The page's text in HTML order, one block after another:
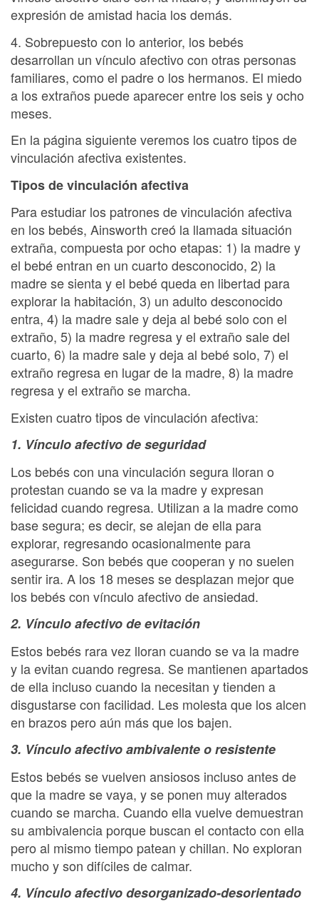
expresión de amistad hacia los demás.
4. Sobrepuesto con lo anterior, los bebés
desarrollan un vínculo afectivo con otras personas
familiares, como el padre o los hermanos. El miedo
a los extraños puede aparecer entre los seis y ocho
meses.
En la página siguiente veremos los cuatro tipos de
vinculación afectiva existentes.
Tipos de vinculación afectiva
Para estudiar los patrones de vinculación afectiva
en los bebés, Ainsworth creó la llamada situación
extraña, compuesta por ocho etapas: 1) la madre y
el bebé entran en un cuarto desconocido, 2) la
madre se sienta y el bebé queda en libertad para
explorar la habitación, 3) un adulto desconocido
entra, 4) la madre sale y deja al bebé solo con el
extraño, 5) la madre regresa y el extraño sale del
cuarto, 6) la madre sale y deja al bebé solo, 7) el
extraño regresa en lugar de la madre, 8) la madre
regresa y el extraño se marcha.
Existen cuatro tipos de vinculación afectiva:
1. Vínculo afectivo de seguridad
Los bebés con una vinculación segura lloran o
protestan cuando se va la madre y expresan
felicidad cuando regresa. Utilizan a la madre como
base segura; es decir, se alejan de ella para
explorar, regresando ocasionalmente para
asegurarse. Son bebés que cooperan y no suelen
sentir ira. A los 18 meses se desplazan mejor que
los bebés con vínculo afectivo de ansiedad.
2. Vínculo afectivo de evitación
Estos bebés rara vez lloran cuando se va la madre
y la evitan cuando regresa. Se mantienen apartados
de ella incluso cuando la necesitan y tienden a
disgustarse con facilidad. Les molesta que los alcen
en brazos pero aún más que los bajen.
3. Vínculo afectivo ambivalente o resistente
Estos bebés se vuelven ansiosos incluso antes de
que la madre se vaya, y se ponen muy alterados
cuando se marcha. Cuando ella vuelve demuestran
su ambivalencia porque buscan el contacto con ella
pero al mismo tiempo patean y chillan. No exploran
mucho y son difíciles de calmar.
4. Vínculo afectivo desorganizado-desorientado